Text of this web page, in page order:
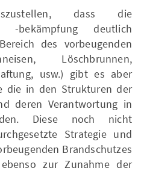
dass die
-bekämpfung deutlich
des vorbeugenden
Löschbrunnen,
usw.) gibt es aber
die in den Strukturen der
deren Verantwortung in
Diese noch nicht
Strategie und
Brandschutzes
zur Zunahme der